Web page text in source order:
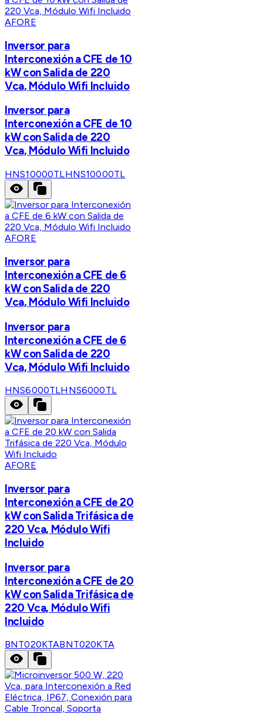
AFORE
Inversor para
Interconexión a CFE de 10
kW con Salida de 220
Vca, Módulo Wifi Incluido
Inversor para
Interconexión a CFE de 10
kW con Salida de 220
Vca, Módulo Wifi Incluido
HNS10000TLHNS10000TL
AFORE
Inversor para
Interconexión a CFE de 6
kW con Salida de 220
Vca, Módulo Wifi Incluido
Inversor para
Interconexión a CFE de 6
kW con Salida de 220
Vca, Módulo Wifi Incluido
HNS6000TLHNS6000TL
AFORE
Inversor para
Interconexión a CFE de 20
kW con Salida Trifásica de
220 Vca, Módulo Wifi
Incluido
Inversor para
Interconexión a CFE de 20
kW con Salida Trifásica de
220 Vca, Módulo Wifi
Incluido
BNT020KTABNT020KTA